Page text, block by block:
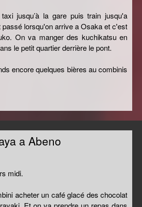
jusqu’à la gare puis train jusqu'a
lorsqu'on arrive a Osaka et c'est
On va manger des kuchikatsu en
le petit quartier derrière le pont.
encore quelques bières au combinis
a Abeno
midi.
acheter un café glacé des chocolat